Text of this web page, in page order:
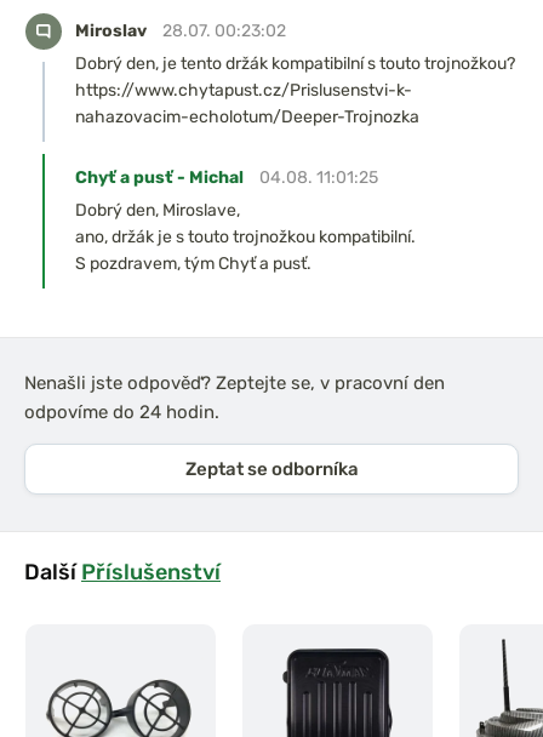
Miroslav
28.07. 00:23:02
Dobrý den, je tento držák kompatibilní s touto trojnožkou?
https://www.chytapust.cz/Prislusenstvi-k-
nahazovacim-echolotum/Deeper-Trojnozka
Chyť a pusť - Michal
04.08. 11:01:25
Dobrý den, Miroslave,
ano, držák je s touto trojnožkou kompatibilní.
S pozdravem, tým Chyť a pusť.
Nenašli jste odpověď? Zeptejte se, v pracovní den
odpovíme do 24 hodin.
Zeptat se odborníka
DalšíPříslušenství